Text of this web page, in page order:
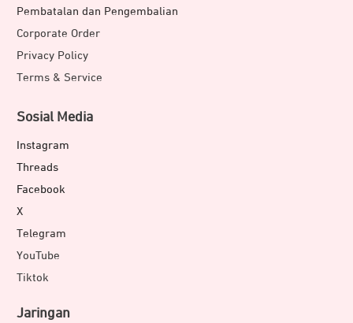
Pembatalan dan Pengembalian
Corporate Order
Privacy Policy
Terms & Service
Sosial Media
Instagram
Threads
Facebook
X
Telegram
YouTube
Tiktok
Jaringan